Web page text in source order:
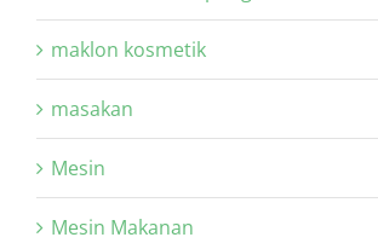
maklon kosmetik
masakan
Mesin
Mesin Makanan